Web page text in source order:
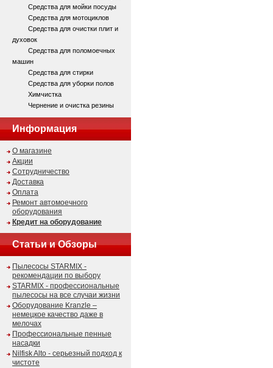
Средства для мойки посуды
Средства для мотоциклов
Средства для очистки плит и
духовок
Средства для поломоечных
машин
Средства для стирки
Средства для уборки полов
Химчистка
Чернение и очистка резины
Информация
О магазине
Акции
Сотрудничество
Доставка
Оплата
Ремонт автомоечного
оборудования
Кредит на оборудование
Статьи и Обзоры
Пылесосы STARMIX -
рекомендации по выбору
STARMIX - профессиональные
пылесосы на все случаи жизни
Оборудование Kranzle –
немецкое качество даже в
мелочах
Профессиональные пенные
насадки
Nilfisk Alto - серьезный подход к
чистоте